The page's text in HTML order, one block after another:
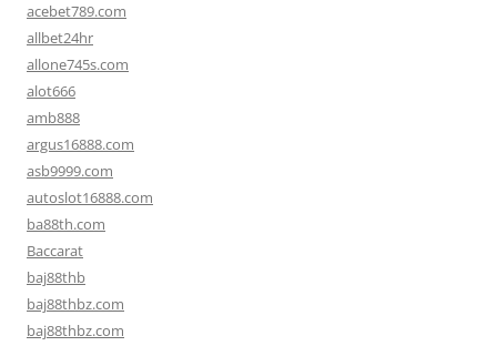
acebet789.com
allbet24hr
allone745s.com
alot666
amb888
argus16888.com
asb9999.com
autoslot16888.com
ba88th.com
Baccarat
baj88thb
baj88thbz.com
baj88thbz.com